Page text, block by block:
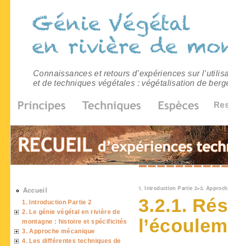
Connaissances et retours d’expériences sur
et de techniques végétales : végétalisation de
Vous êtes ici
1. Introduction Partie 2»3.
3.2.1.
Accueil
1. Introduction Partie 2
2. Le génie végétal en rivière de
montagne : histoire et spécificités
3. Approche mécanique
4. Les différentes techniques de